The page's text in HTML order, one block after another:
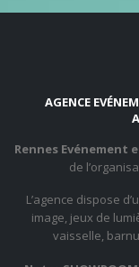
AGENCE
Rennes Evénement
de
L’agence dispose
image, jeux de
vaisselle,